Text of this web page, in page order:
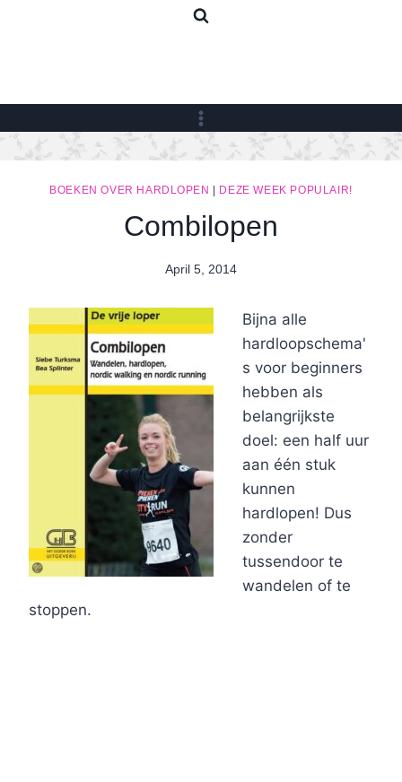
BOEKEN OVER HARDLOPEN DEZE WEEK POPULAIR!
Combilopen
By
April 5, 2014
Bijna alle
hardloopschema'
s voor beginners
hebben als
belangrijkste
doel: een half uur
aan één stuk
kunnen
hardlopen! Dus
zonder
tussendoor te
wandelen of te
stoppen.